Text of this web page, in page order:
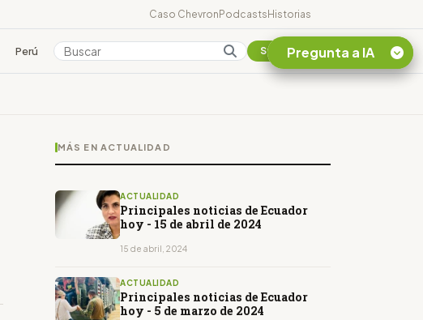
Caso ChevronPodcastsHistorias
Perú Colombia Suscribirse
MÁS EN ACTUALIDAD
ACTUALIDAD
Principales noticias de Ecuador
hoy - 15 de abril de 2024
15 de abril, 2024
ACTUALIDAD
Principales noticias de Ecuador
hoy - 5 de marzo de 2024
Pregunta a IA